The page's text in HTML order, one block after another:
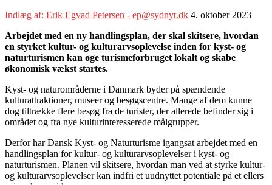
Indlæg af: Erik Egvad Petersen - ep@sydnyt.dk 4. oktober 2023
Arbejdet med en ny handlingsplan, der skal skitsere, hvordan
en styrket kultur- og kulturarvsoplevelse inden for kyst- og
naturturismen kan øge turismeforbruget lokalt og skabe
økonomisk vækst startes.
Kyst- og naturområderne i Danmark byder på spændende
kulturattraktioner, museer og besøgscentre. Mange af dem kunne
dog tiltrække flere besøg fra de turister, der allerede befinder sig i
området og fra nye kulturinteresserede målgrupper.
Derfor har Dansk Kyst- og Naturturisme igangsat arbejdet med en
handlingsplan for kultur- og kulturarvsoplevelser i kyst- og
naturturismen. Planen vil skitsere, hvordan man ved at styrke kultur-
og kulturarvsoplevelser kan indfri et uudnyttet potentiale på et ellers